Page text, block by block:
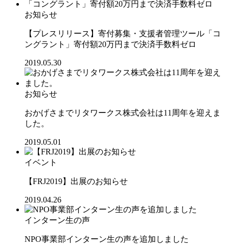
お知らせ
【プレスリリース】寄付募集・支援者管理ツール「コ
ングラント」寄付額20万円まで決済手数料ゼロ
2019.05.30
お知らせ
おかげさまでリタワークス株式会社は11周年を迎えま
した。
2019.05.01
イベント
【FRJ2019】出展のお知らせ
2019.04.26
インターン生の声
NPO事業部インターン生の声を追加しました